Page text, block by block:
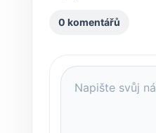
0 komentářů